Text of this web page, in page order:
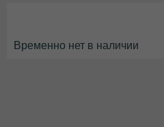
Временно нет в наличии